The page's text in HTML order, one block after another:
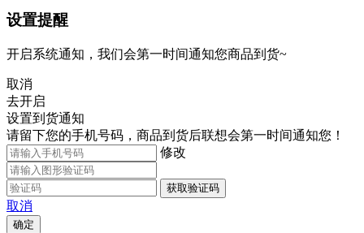
设置提醒
开启系统通知，我们会第一时间通知您商品到货~
取消
去开启
设置到货通知
请留下您的手机号码，商品到货后联想会第一时间通知您！
修改
获取验证码
取消
确定